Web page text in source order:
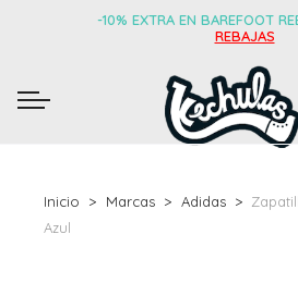
-10% EXTRA EN BAREFOOT
REBAJAS
Inicio Marcas Adidas
Azul